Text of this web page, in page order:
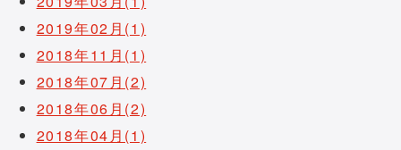
2019年02月(1)
2018年11月(1)
2018年07月(2)
2018年06月(2)
2018年04月(1)